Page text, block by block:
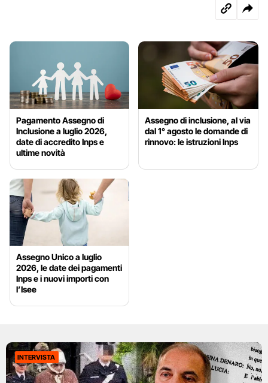
Pagamento Assegno di
Inclusione a luglio 2026,
date di accredito Inps e
ultime novità
Assegno di inclusione, al via
dal 1° agosto le domande di
rinnovo: le istruzioni Inps
Assegno Unico a luglio
2026, le date dei pagamenti
Inps e i nuovi importi con
l’Isee
INTERVISTA